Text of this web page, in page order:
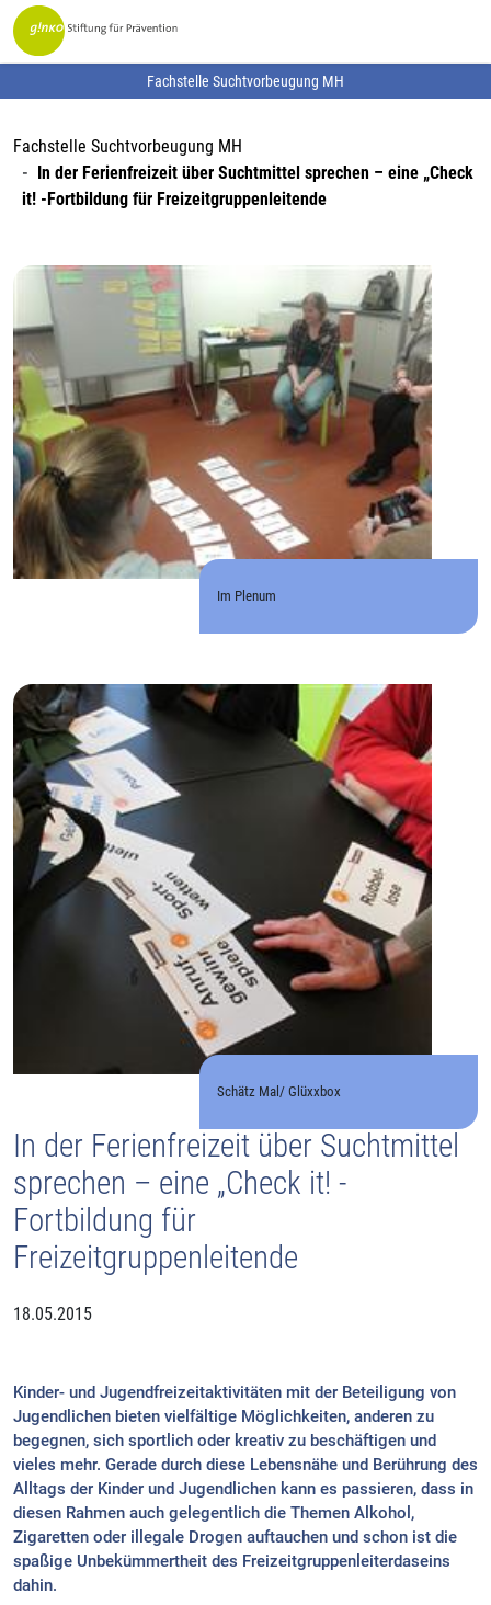
Fachstelle Suchtvorbeugung MH
Fachstelle Suchtvorbeugung MH
In der Ferienfreizeit über Suchtmittel sprechen – eine „Check
it! -Fortbildung für Freizeitgruppenleitende
Im Plenum
Schätz Mal/ Glüxxbox
In der Ferienfreizeit über Suchtmittel
sprechen – eine „Check it! -
Fortbildung für
Freizeitgruppenleitende
18.05.2015
Kinder- und Jugendfreizeitaktivitäten mit der Beteiligung von
Jugendlichen bieten vielfältige Möglichkeiten, anderen zu
begegnen, sich sportlich oder kreativ zu beschäftigen und
vieles mehr. Gerade durch diese Lebensnähe und Berührung des
Alltags der Kinder und Jugendlichen kann es passieren, dass in
diesen Rahmen auch gelegentlich die Themen Alkohol,
Zigaretten oder illegale Drogen auftauchen und schon ist die
spaßige Unbekümmertheit des Freizeitgruppenleiterdaseins
dahin.